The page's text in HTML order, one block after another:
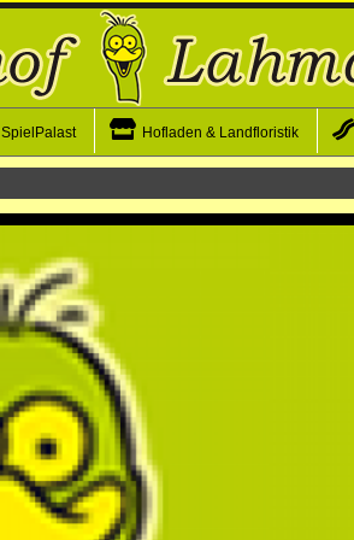
SpielPalast Hofladen & Landfloristik